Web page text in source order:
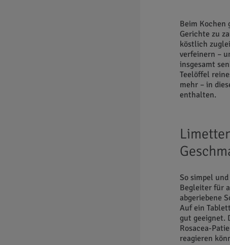
Beim Kochen
Gerichte zu
köstlich
verfeinern –
insgesamt
Teelöffel
mehr – in
enthalten.
So simpel
Begleiter für
abgeriebene
Auf ein
gut geeignet.
Rosacea-
reagieren